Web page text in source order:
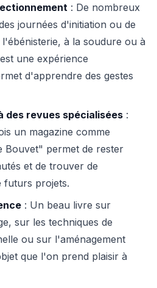
: De nombreux
journées d'initiation ou de
à la soudure ou à
une expérience
d'apprendre des gestes
des revues spécialisées :
un magazine comme
Bouvet" permet de rester
et de trouver de
futurs projets.
: Un beau livre sur
sur les techniques de
ou sur l'aménagement
que l'on prend plaisir à